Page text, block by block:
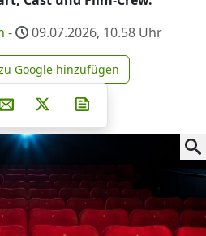
- 09.07.2026, 10.58 Uhr
news.de zu Google
Google hinzufügen
auf Facebook
Teilen auf Whatsapp
Teilen auf Telegram
auf Pinterest
Per E-Mail teilen
Post auf X